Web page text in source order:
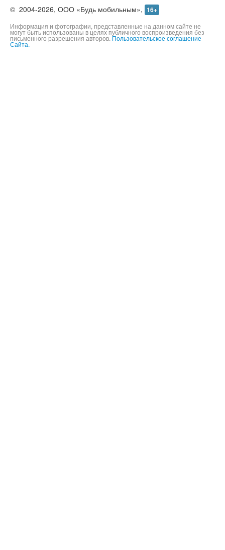
© 2004-2026, ООО «Будь мобильным», 16+
Информация и фотографии, представленные на данном сайте не
могут быть использованы в целях публичного воспроизведения без
письменного разрешения авторов. Пользовательское соглашение
Сайта.